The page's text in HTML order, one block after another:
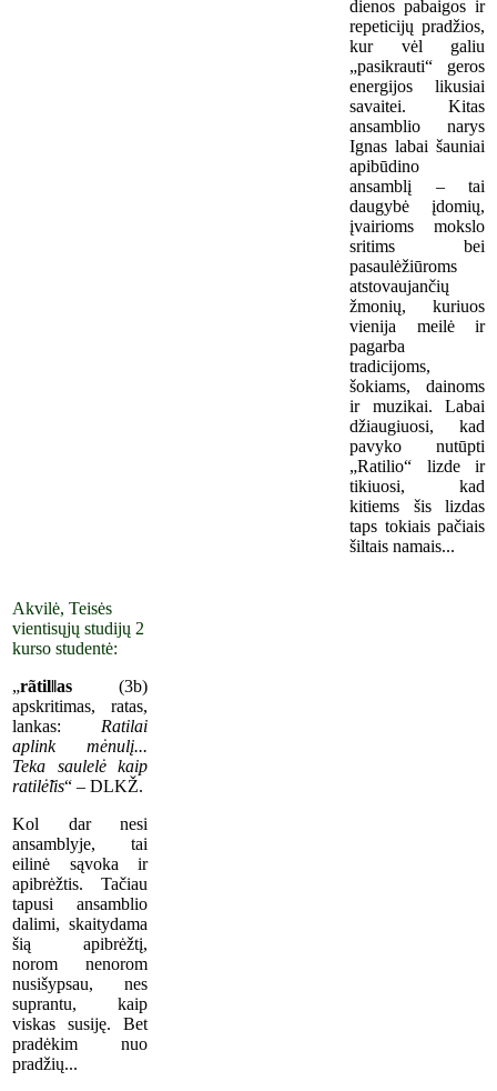
dienos pabaigos ir
repeticijų pradžios,
kur vėl galiu
„pasikrauti“ geros
energijos likusiai
savaitei. Kitas
ansamblio narys
Ignas labai šauniai
apibūdino
ansamblį – tai
daugybė įdomių,
įvairioms mokslo
sritims bei
pasaulėžiūroms
atstovaujančių
žmonių, kuriuos
vienija meilė ir
pagarba
tradicijoms,
šokiams, dainoms
ir muzikai. Labai
džiaugiuosi, kad
pavyko nutūpti
„Ratilio“ lizde ir
tikiuosi, kad
kitiems šis lizdas
taps tokiais pačiais
šiltais namais...
Akvilė, Teisės
vientisųjų studijų 2
kurso studentė:
„rãtil‖as (3b)
apskritimas, ratas,
lankas: Ratilai
aplink mėnulį...
Teka saulelė kaip
ratilė̃lis“ – DLKŽ.
Kol dar nesi
ansamblyje, tai
eilinė sąvoka ir
apibrėžtis. Tačiau
tapusi ansamblio
dalimi, skaitydama
šią apibrėžtį,
norom nenorom
nusišypsau, nes
suprantu, kaip
viskas susiję. Bet
pradėkim nuo
pradžių...